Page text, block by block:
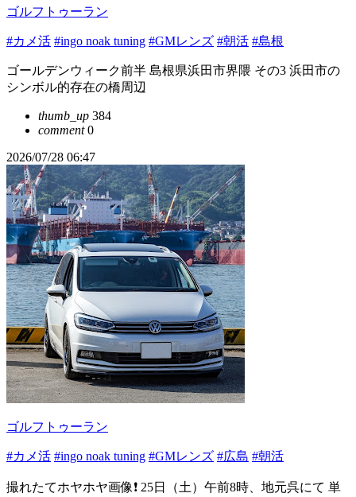
ゴルフトゥーラン
#カメ活 #ingo noak tuning #GMレンズ #朝活 #島根
ゴールデンウィーク前半 島根県浜田市界隈 その3 浜田市の
シンボル的存在の橋周辺
thumb_up 384
comment0
2026/07/28 06:47
ゴルフトゥーラン
#カメ活 #ingo noak tuning #GMレンズ #広島 #朝活
撮れたてホヤホヤ画像❗️ 25日（土）午前8時、地元呉にて 単